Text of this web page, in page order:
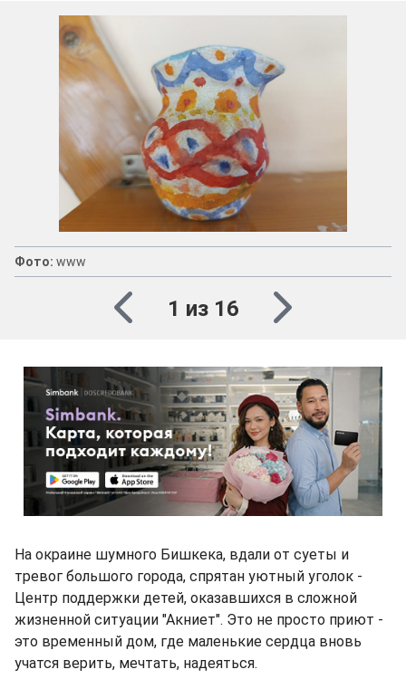
Фото: www
1 из 16
На окраине шумного Бишкека, вдали от суеты и
тревог большого города, спрятан уютный уголок -
Центр поддержки детей, оказавшихся в сложной
жизненной ситуации "Акниет". Это не просто приют -
это временный дом, где маленькие сердца вновь
учатся верить, мечтать, надеяться.